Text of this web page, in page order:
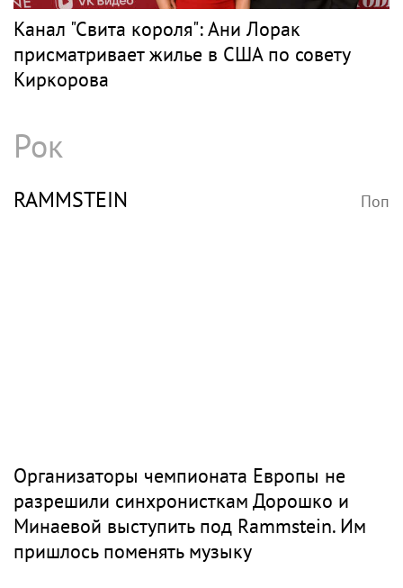
Канал "Свита короля": Ани Лорак
присматривает жилье в США по совету
Киркорова
Рок
RAMMSTEIN Поп
Организаторы чемпионата Европы не
разрешили синхронисткам Дорошко и
Минаевой выступить под Rammstein. Им
пришлось поменять музыку